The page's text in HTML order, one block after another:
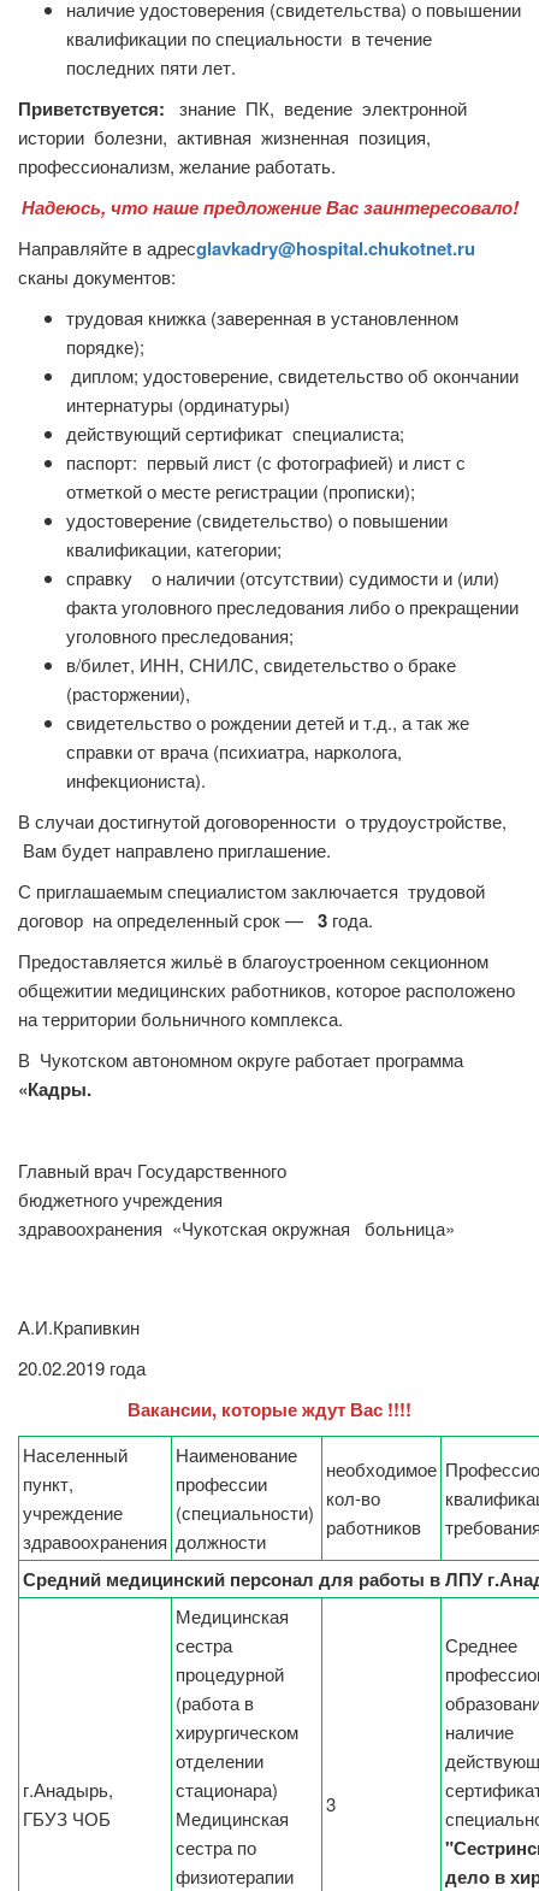
наличие удостоверения (свидетельства) о повышении
квалификации по специальности в течение
последних пяти лет.
Приветствуется: знание ПК, ведение электронной
истории болезни, активная жизненная позиция,
профессионализм, желание работать.
Надеюсь, что наше предложение Вас заинтересовало!
Направляйте в адресglavkadry@hospital.chukotnet.ru
сканы документов:
трудовая книжка (заверенная в установленном
порядке);
диплом; удостоверение, свидетельство об окончании
интернатуры (ординатуры)
действующий сертификат специалиста;
паспорт: первый лист (с фотографией) и лист с
отметкой о месте регистрации (прописки);
удостоверение (свидетельство) о повышении
квалификации, категории;
справку о наличии (отсутствии) судимости и (или)
факта уголовного преследования либо о прекращении
уголовного преследования;
в/билет, ИНН, СНИЛС, свидетельство о браке
(расторжении),
свидетельство о рождении детей и т.д., а так же
справки от врача (психиатра, нарколога,
инфекциониста).
В случаи достигнутой договоренности о трудоустройстве,
Вам будет направлено приглашение.
С приглашаемым специалистом заключается трудовой
договор на определенный срок — 3 года.
Предоставляется жильё в благоустроенном секционном
общежитии медицинских работников, которое расположено
на территории больничного комплекса.
В Чукотском автономном округе работает программа
«Кадры.
Главный врач Государственного
бюджетного учреждения
здравоохранения «Чукотская окружная больница»
А.И.Крапивкин
20.02.2019 года
Вакансии, которые ждут Вас !!!!
Населенный
пункт,
учреждение
здравоохранения
Наименование
профессии
(специальности)
должности
необходимое
кол-во
работников
Средний медицинский персонал для работы в ЛПУ
г.Анадырь,
ГБУЗ ЧОБ
Медицинская
сестра
процедурной
(работа в
хирургическом
отделении
стационара)
Медицинская
сестра по
физиотерапии
3
Среднее
наличие
дело в